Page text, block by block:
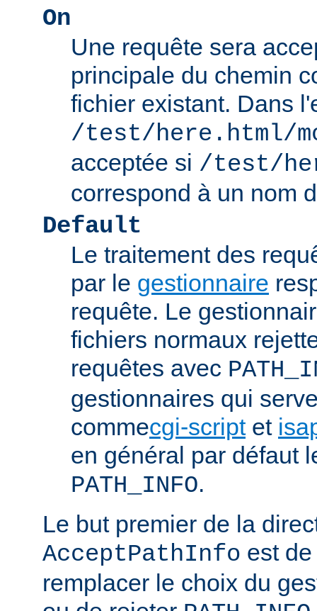
On
Une requête sera
principale du chemin
fichier existant. Dans
/test/here.html/
acceptée si /test/
correspond à un nom
Default
Le traitement des
par le gestionnaire
requête. Le
fichiers normaux
requêtes avec
gestionnaires qui
commecgi-scriptet
en général par défaut
PATH_INFO.
Le but premier de la
AcceptPathInfo est
remplacer le choix du